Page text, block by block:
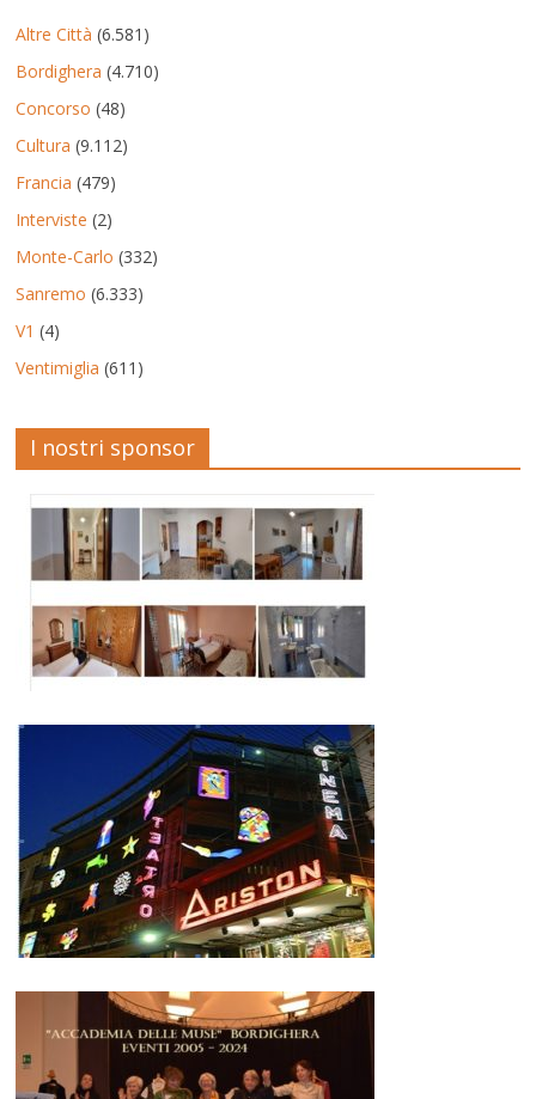
Altre Città (6.581)
Bordighera (4.710)
Concorso (48)
Cultura (9.112)
Francia (479)
Interviste (2)
Monte-Carlo (332)
Sanremo (6.333)
V1 (4)
Ventimiglia (611)
I nostri sponsor